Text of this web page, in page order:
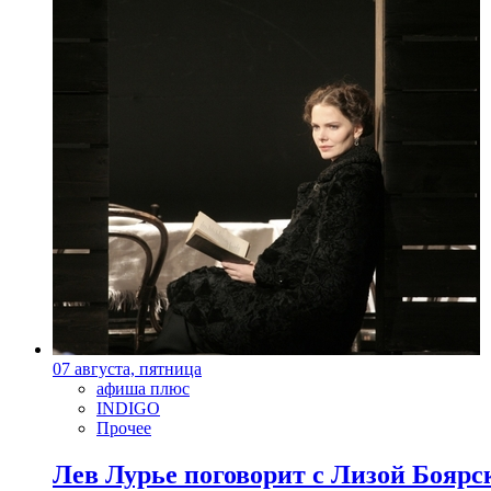
07 августа, пятница
афиша плюс
INDIGO
Прочее
Лев Лурье поговорит с Лизой